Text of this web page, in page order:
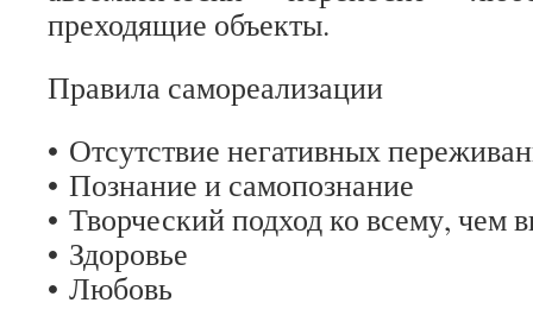
преходящие объекты.
Правила самореализации
• Отсутствие негативных
• Познание и самопознание
• Творческий подход ко всему, чем
• Здоровье
• Любовь